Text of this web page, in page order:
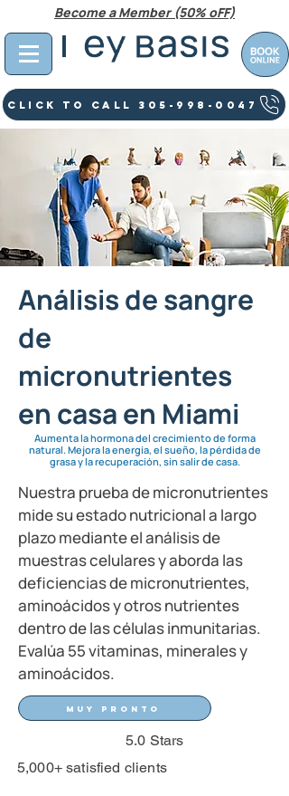
Click To Call 305-998-0047
Become a Member (50% oFF)
Análisis de sangre
de
micronutrientes
en casa en Miami
Aumenta la hormona del crecimiento de forma
natural. Mejora la energía, el sueño, la pérdida de
grasa y la recuperación, sin salir de casa.
Nuestra prueba de micronutrientes
mide su estado nutricional a largo
plazo mediante el análisis de
muestras celulares y aborda las
deficiencias de micronutrientes,
aminoácidos y otros nutrientes
dentro de las células inmunitarias.
Evalúa 55 vitaminas, minerales y
aminoácidos.
Muy pronto
5.0 Stars
5,000+ satisfied clients